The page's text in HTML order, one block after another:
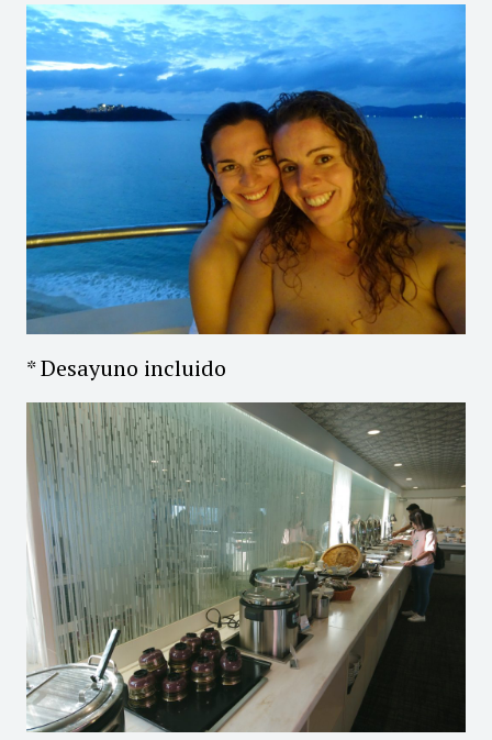
* Desayuno incluido